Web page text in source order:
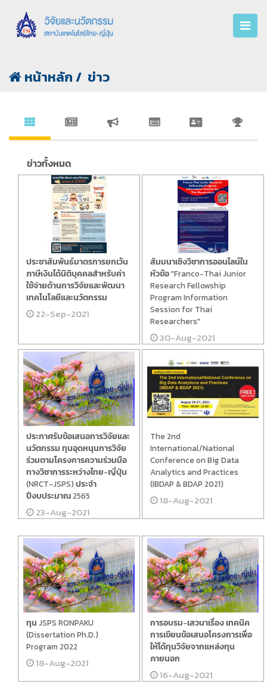
หน้าหลัก ข่าว
ประชาสัมพันธ์มาตรการยกเว้น
ภาษีเงินได้นิติบุคคลสำหรับค่า
ใช้จ่ายด้านการวิจัยและพัฒนา
เทคโนโลยีและนวัตกรรม
22-Sep-2021
สัมมนาเชิงวิชาการออนไลน์ใน
หัวข้อ "Franco-Thai Junior
Research Fellowship
Program Information
Session for Thai
Researchers"
30-Aug-2021
ประกาศรับข้อเสนอการวิจัยและ
นวัตกรรม ทุนอุดหนุนการวิจัย
ร่วมตามโครงการความร่วมมือ
ทางวิชาการระหว่างไทย-ญี่ปุ่น
(NRCT-JSPS) ประจำ
ปีงบประมาณ 2565
23-Aug-2021
The 2nd
International/National
Conference on Big Data
Analytics and Practices
(IBDAP & BDAP 2021)
18-Aug-2021
ทุน JSPS RONPAKU
(Dissertation Ph.D.)
Program 2022
18-Aug-2021
การอบรม-เสวนาเรื่อง เทคนิค
การเขียนข้อเสนอโครงการเพื่อ
ให้ได้ทุนวิจัยจากแหล่งทุน
ภายนอก
16-Aug-2021